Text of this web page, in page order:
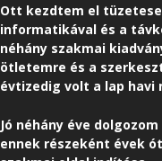
Ott kezdtem el
informatikával és a
néhány szakmai
ötletemre és a
évtizedig volt a lap havi
Jó néhány éve
ennek részeként évek